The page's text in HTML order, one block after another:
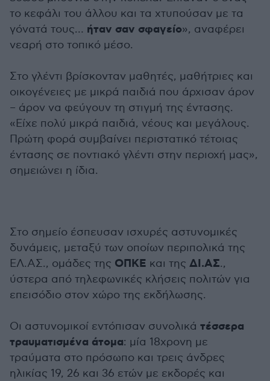
το κεφάλι του άλλου και τα χτυπούσαν με τα
γόνατά τους… ήταν σαν σφαγείο», αναφέρει
νεαρή στο τοπικό μέσο.
Στο γλέντι βρίσκονταν μαθητές, μαθήτριες και
οικογένειες με μικρά παιδιά που άρχισαν άρον
– άρον να φεύγουν τη στιγμή της έντασης.
«Είχε πολύ μικρά παιδιά, νέους και μεγάλους.
Πρώτη φορά συμβαίνει περιστατικό τέτοιας
έντασης σε ποντιακό γλέντι στην περιοχή μας»,
σημειώνει η ίδια.
Στο σημείο έσπευσαν ισχυρές αστυνομικές
δυνάμεις, μεταξύ των οποίων περιπολικά της
ΕΛ.ΑΣ., ομάδες της ΟΠΚΕ και της ΔΙ.ΑΣ.,
ύστερα από τηλεφωνικές κλήσεις πολιτών για
επεισόδιο στον χώρο της εκδήλωσης.
Οι αστυνομικοί εντόπισαν συνολικά τέσσερα
τραυματισμένα άτομα: μία 18χρονη με
τραύματα στο πρόσωπο και τρεις άνδρες
ηλικίας 19, 26 και 36 ετών με εκδορές και